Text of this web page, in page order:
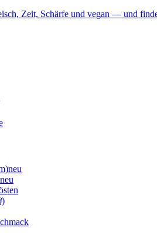
Zeit, Schärfe und vegan — und
neu
neu